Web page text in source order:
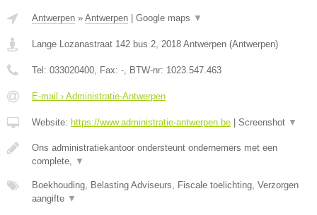
Antwerpen » Antwerpen Google maps ▼
Lange Lozanastraat 142 bus 2, 2018 Antwerpen (Antwerpen)
Tel: 033020400, Fax: -, BTW-nr: 1023.547.463
E-mail › Administratie-Antwerpen
Website: https://www.administratie-antwerpen.be Screenshot ▼
Ons administratiekantoor ondersteunt ondernemers met een
complete, ▼
Boekhouding, Belasting Adviseurs, Fiscale toelichting, Verzorgen
aangifte ▼